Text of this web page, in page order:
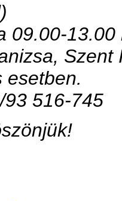
09.00-13.00
Szent
esetben.
93 516-745